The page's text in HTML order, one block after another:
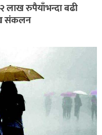
लाख रुपैयाँभन्दा बढी
संकलन